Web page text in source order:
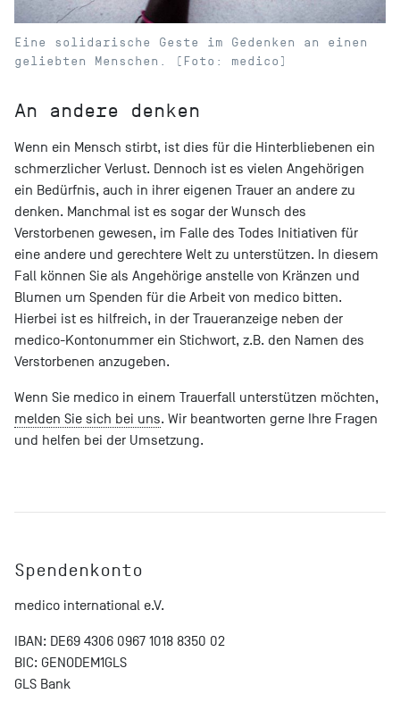
Eine solidarische Geste im Gedenken an einen
geliebten Menschen. (Foto: medico)
An andere denken
Wenn ein Mensch stirbt, ist dies für die Hinterbliebenen ein
schmerzlicher Verlust. Dennoch ist es vielen Angehörigen
ein Bedürfnis, auch in ihrer eigenen Trauer an andere zu
denken. Manchmal ist es sogar der Wunsch des
Verstorbenen gewesen, im Falle des Todes Initiativen für
eine andere und gerechtere Welt zu unterstützen. In diesem
Fall können Sie als Angehörige anstelle von Kränzen und
Blumen um Spenden für die Arbeit von medico bitten.
Hierbei ist es hilfreich, in der Traueranzeige neben der
medico-Kontonummer ein Stichwort, z.B. den Namen des
Verstorbenen anzugeben.
Wenn Sie medico in einem Trauerfall unterstützen möchten,
melden Sie sich bei uns. Wir beantworten gerne Ihre Fragen
und helfen bei der Umsetzung.
Spendenkonto
medico international e.V.
IBAN: DE69 4306 0967 1018 8350 02
BIC: GENODEM1GLS
GLS Bank